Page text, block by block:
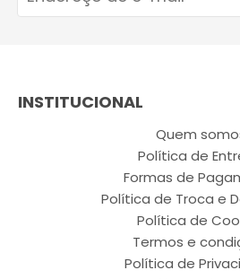
INSTITUCIONAL
Quem
Política de
Formas de
Política de Troca e
Política de
Termos e
Política de